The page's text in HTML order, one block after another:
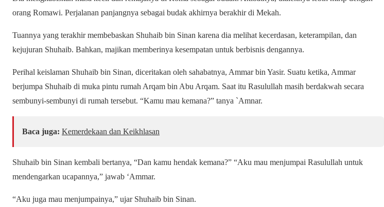
orang Romawi. Perjalanan panjangnya sebagai budak akhirnya berakhir di Mekah.
Tuannya yang terakhir membebaskan Shuhaib bin Sinan karena dia melihat kecerdasan, keterampilan, dan
kejujuran Shuhaib. Bahkan, majikan memberinya kesempatan untuk berbisnis dengannya.
Perihal keislaman Shuhaib bin Sinan, diceritakan oleh sahabatnya, Ammar bin Yasir. Suatu ketika, Ammar
berjumpa Shuhaib di muka pintu rumah Arqam bin Abu Arqam. Saat itu Rasulullah masih berdakwah secara
sembunyi-sembunyi di rumah tersebut. “Kamu mau kemana?” tanya `Amnar.
Baca juga: Kemerdekaan dan Keikhlasan
Shuhaib bin Sinan kembali bertanya, “Dan kamu hendak kemana?” “Aku mau menjumpai Rasulullah untuk
mendengarkan ucapannya,” jawab ‘Ammar.
“Aku juga mau menjumpainya,” ujar Shuhaib bin Sinan.